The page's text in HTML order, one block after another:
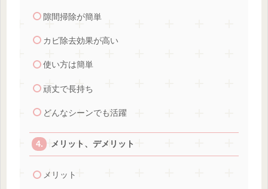
隙間掃除が簡単
カビ除去効果が高い
使い方は簡単
頑丈で長持ち
どんなシーンでも活躍
メリット、デメリット
メリット